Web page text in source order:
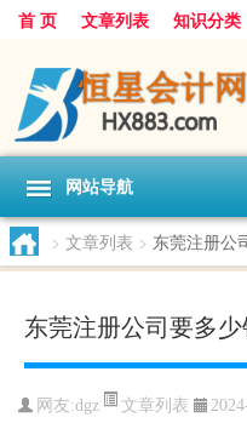
首 页 文章列表 知识分类
网站导航
> 文章列表 > 东莞注册公
东莞注册公司要多
网友:dgz 文章列表